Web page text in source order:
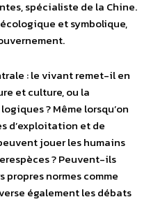
spécialiste de la Chine.
et symbolique,
: le vivant remet-il en
et culture, ou la
? Même lorsqu’on
d’exploitation et de
jouer les humains
? Peuvent-ils
propres normes comme
également les débats